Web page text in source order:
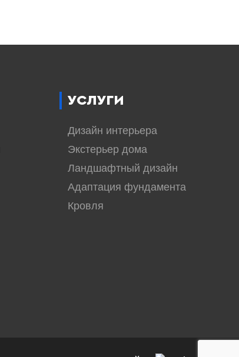
УСЛУГИ
Дизайн интерьера
Экстерьер дома
Ландшафтный дизайн
Адаптация фундамента
Кровля